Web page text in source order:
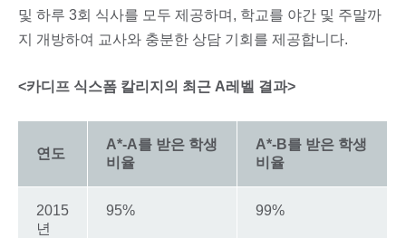
및 하루 3회 식사를 모두 제공하며, 학교를 야간 및 주말까
지 개방하여 교사와 충분한 상담 기회를 제공합니다.
<카디프 식스폼 칼리지의 최근 A레벨 결과>
연도
A*-A를 받은 학생
비율
A*-B를 받은 학생
비율
2015
년
95% 99%